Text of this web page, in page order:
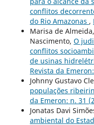
conflitos
do Rio Amazonas ,
Marisa de
Nascimento, O
conflitos
de usinas
Revista da
Johnny Gustavo
populações
da Emeron: n. 31
Jonatas Davi
ambiental do